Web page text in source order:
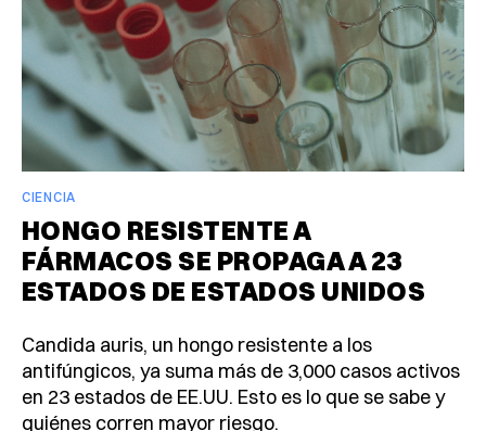
CIENCIA
HONGO RESISTENTE A
FÁRMACOS SE PROPAGA A 23
ESTADOS DE ESTADOS UNIDOS
Candida auris, un hongo resistente a los
antifúngicos, ya suma más de 3,000 casos activos
en 23 estados de EE.UU. Esto es lo que se sabe y
quiénes corren mayor riesgo.